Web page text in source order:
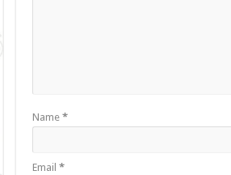
Name*
Email*